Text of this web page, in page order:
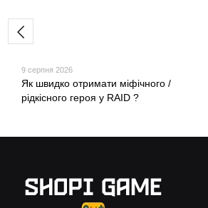
9 серпня 2026
Як швидко отримати міфічного /
рідкісного героя у RAID ?